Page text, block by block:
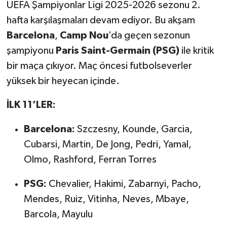
UEFA Şampiyonlar Ligi 2025-2026 sezonu 2.
hafta karşılaşmaları devam ediyor. Bu akşam
Barcelona, Camp Nou’da geçen sezonun
şampiyonu Paris Saint-Germain (PSG)ile kritik
bir maça çıkıyor. Maç öncesi futbolseverler
yüksek bir heyecan içinde.
İLK 11’LER:
Barcelona: Szczesny, Kounde, Garcia,
Cubarsi, Martin, De Jong, Pedri, Yamal,
Olmo, Rashford, Ferran Torres
PSG: Chevalier, Hakimi, Zabarnyi, Pacho,
Mendes, Ruiz, Vitinha, Neves, Mbaye,
Barcola, Mayulu
Türkiye Basketbol Ligi
Kadınlar Basketbol Ligi
Diğer Basketbol Ligleri
Formula 1
Atletizm
At Yarışı
Bisiklet